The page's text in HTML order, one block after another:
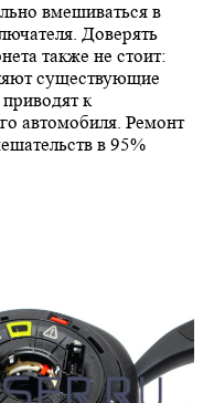
вмешиваться в
Доверять
также не стоит:
существующие
к
автомобиля. Ремонт
в 95%